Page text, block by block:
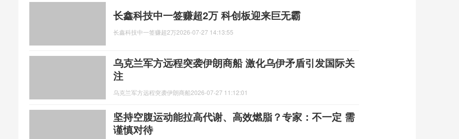
长鑫科技中一签赚超2万 科创板迎来巨无霸
长鑫科技中一签赚超2万2026-07-27 14:13:55
乌克兰军方远程突袭伊朗商船 激化乌伊矛盾引发国际关
注
乌克兰军方远程突袭伊朗商船2026-07-27 11:12:01
坚持空腹运动能拉高代谢、高效燃脂？专家：不一定 需
谨慎对待